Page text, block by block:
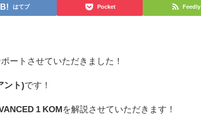
はてブ Pocket Feedly
ートさせていただきました！
ント)です！
1 KOMを解説させていただきます！